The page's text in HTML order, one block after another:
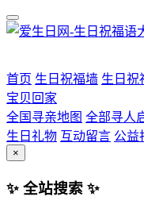
首页 生日祝福墙 生日祝
宝贝回家
全国寻亲地图 全部寻人
生日礼物 互动留言 公益
×
✨ 全站搜索 ✨